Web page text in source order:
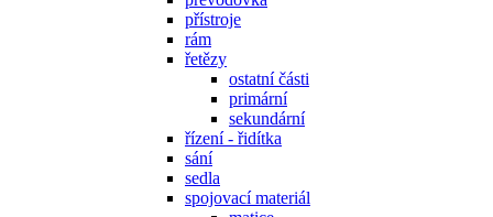
přístroje
rám
řetězy
ostatní části
primární
sekundární
řízení - řidítka
sání
sedla
spojovací materiál